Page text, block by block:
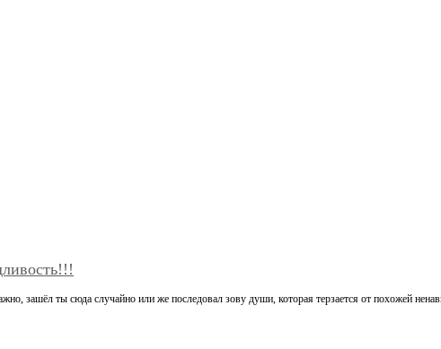
зашёл ты сюда случайно или же последовал зову души, которая терзается от похожей